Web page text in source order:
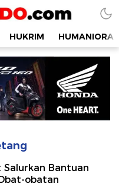
HUKRIM HUMANIORA
Salurkan Bantuan
obatan